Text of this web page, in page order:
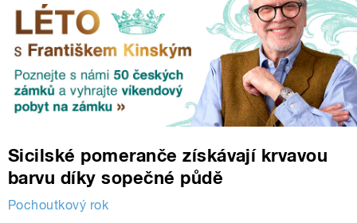
Sicilské pomeranče získávají krvavou
barvu díky sopečné půdě
Pochoutkový rok